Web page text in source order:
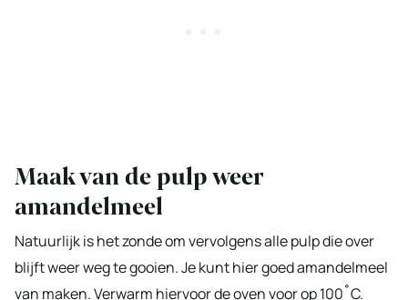
Maak van de pulp weer
amandelmeel
Natuurlijk is het zonde om vervolgens alle pulp die over
blijft weer weg te gooien. Je kunt hier goed amandelmeel
van maken. Verwarm hiervoor de oven voor op 100˚C.